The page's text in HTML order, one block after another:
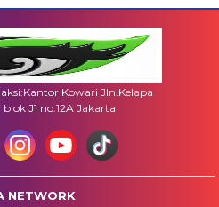
Kowari Jln.Kelapa
J1 no.12A Jakarta
NETWORK